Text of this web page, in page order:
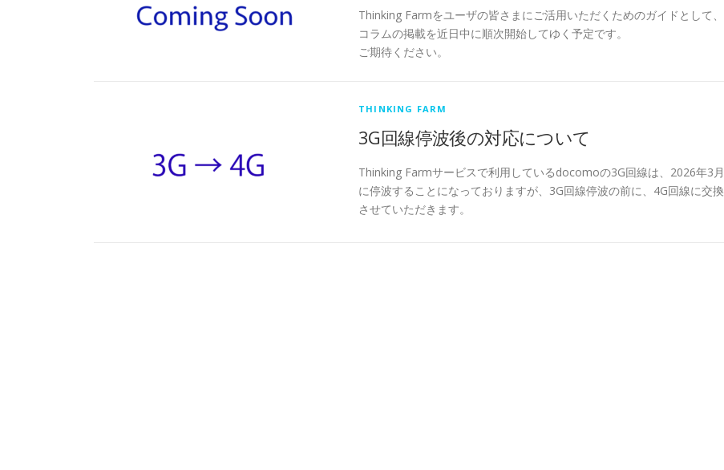
Thinking Farmをユーザの皆さまにご活用いただくためのガイドとして、
コラムの掲載を近日中に順次開始してゆく予定です。
ご期待ください。
THINKING FARM
3G回線停波後の対応について
Thinking Farmサービスで利用しているdocomoの3G回線は、2026年3月
に停波することになっておりますが、3G回線停波の前に、4G回線に交換
させていただきます。